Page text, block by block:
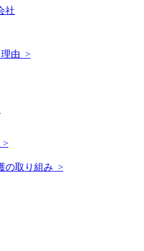
理由 >
>
の取り組み >